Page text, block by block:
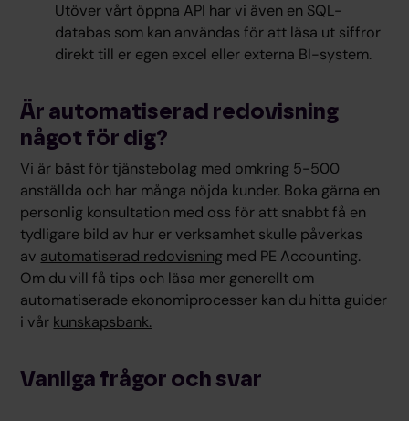
Utöver vårt öppna API har vi även en SQL-
databas som kan användas för att läsa ut siffror
direkt till er egen excel eller externa BI-system.
Är automatiserad redovisning
något för dig?
Vi är bäst för tjänstebolag med omkring 5-500
anställda och har många nöjda kunder. Boka gärna en
personlig konsultation med oss för att snabbt få en
tydligare bild av hur er verksamhet skulle påverkas
av automatiserad redovisning med PE Accounting.
Om du vill få tips och läsa mer generellt om
automatiserade ekonomiprocesser kan du hitta guider
i vår kunskapsbank.
Vanliga frågor och svar